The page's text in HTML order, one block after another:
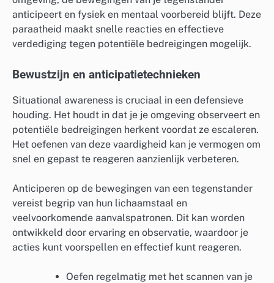
anticipeert en fysiek en mentaal voorbereid blijft. Deze
paraatheid maakt snelle reacties en effectieve
verdediging tegen potentiële bedreigingen mogelijk.
Bewustzijn en anticipatietechnieken
Situational awareness is cruciaal in een defensieve
houding. Het houdt in dat je je omgeving observeert en
potentiële bedreigingen herkent voordat ze escaleren.
Het oefenen van deze vaardigheid kan je vermogen om
snel en gepast te reageren aanzienlijk verbeteren.
Anticiperen op de bewegingen van een tegenstander
vereist begrip van hun lichaamstaal en
veelvoorkomende aanvalspatronen. Dit kan worden
ontwikkeld door ervaring en observatie, waardoor je
acties kunt voorspellen en effectief kunt reageren.
Oefen regelmatig met het scannen van je